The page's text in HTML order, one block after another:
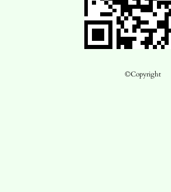
©Copyright